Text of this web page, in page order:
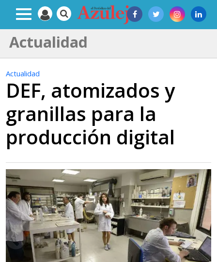
Actualidad
Actualidad
DEF, atomizados y
granillas para la
producción digital